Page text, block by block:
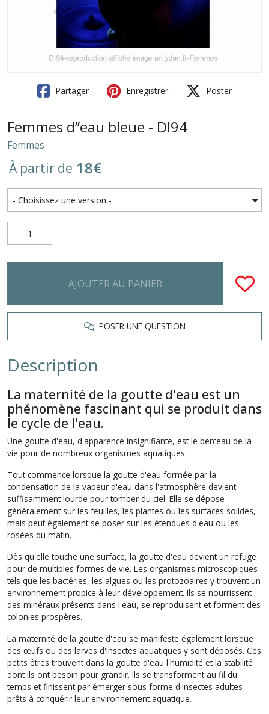
Partager Enregistrer Poster
Femmes d’’eau bleue - DI94
Femmes
À partir de 18€
AJOUTER AU PANIER
POSER UNE QUESTION
Description
La maternité de la goutte d'eau est un
phénomène fascinant qui se produit dans
le cycle de l'eau.
Une goutte d'eau, d'apparence insignifiante, est le berceau de la
vie pour de nombreux organismes aquatiques.
Tout commence lorsque la goutte d'eau formée par la
condensation de la vapeur d'eau dans l'atmosphère devient
suffisamment lourde pour tomber du ciel. Elle se dépose
généralement sur les feuilles, les plantes ou les surfaces solides,
mais peut également se poser sur les étendues d'eau ou les
rosées du matin.
Dès qu'elle touche une surface, la goutte d'eau devient un refuge
pour de multiples formes de vie. Les organismes microscopiques
tels que les bactéries, les algues ou les protozoaires y trouvent un
environnement propice à leur développement. Ils se nourrissent
des minéraux présents dans l'eau, se reproduisent et forment des
colonies prospères.
La maternité de la goutte d'eau se manifeste également lorsque
des œufs ou des larves d'insectes aquatiques y sont déposés. Ces
petits êtres trouvent dans la goutte d'eau l'humidité et la stabilité
dont ils ont besoin pour grandir. Ils se transforment au fil du
temps et finissent par émerger sous forme d'insectes adultes
prêts à conquérir leur environnement aquatique.